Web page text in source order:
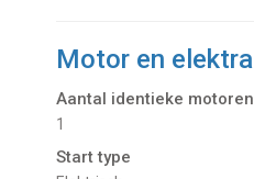
Motor en elektra
Aantal identieke motoren
1
Start type